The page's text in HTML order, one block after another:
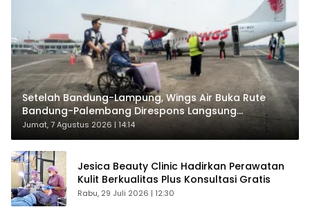
Setelah Bandung-Lampung, Wings Air Buka Rute
Bandung-Palembang Direspons Langsung
Penumpang
Jumat, 7 Agustus 2026 | 14:14
Jesica Beauty Clinic Hadirkan Perawatan
Kulit Berkualitas Plus Konsultasi Gratis
Rabu, 29 Juli 2026 | 12:30